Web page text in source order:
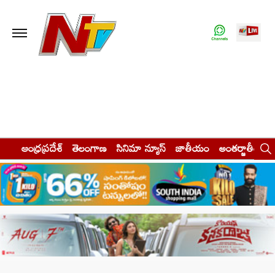
ఆంధ్రప్రదేశ్ తెలంగాణ సినిమా న్యూస్ జాతీయం అంతర్జాతీయం